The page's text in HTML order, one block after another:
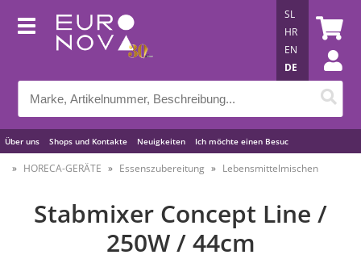
Über uns Shops und Kontakte Neuigkeiten Ich möchte einen Besuc
Nützliche Tipps
SL
HR
EN
DE
HORECA-GERÄTE Essenszubereitung Lebensmittelmischen
Stabmixer Concept Line /
250W / 44cm